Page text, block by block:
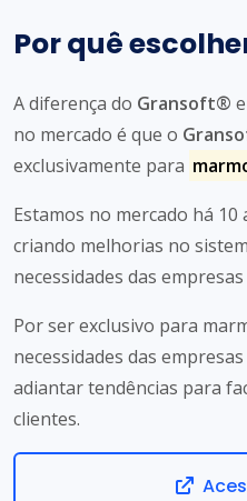
Por quê
A diferença do Gransoft®
no mercado é que o
exclusivamente para
Estamos no mercado há
criando melhorias no
necessidades das
Por ser exclusivo para
necessidades das
adiantar tendências para
clientes.